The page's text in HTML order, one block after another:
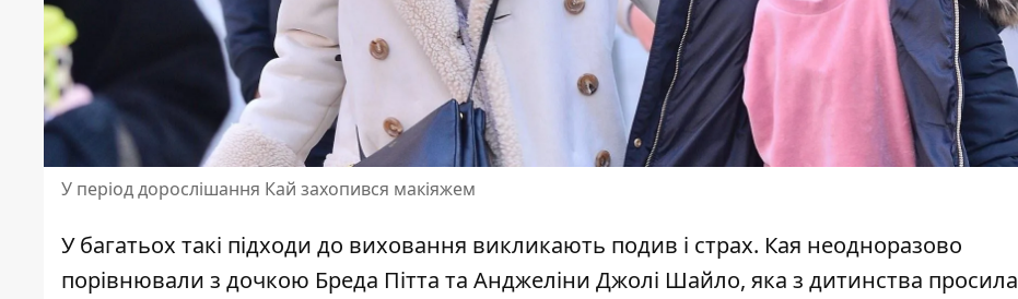
У період дорослішання Кай захопився макіяжем
У багатьох такі підходи до виховання викликають подив і страх. Кая неодноразово
порівнювали з дочкою Бреда Пітта та Анджеліни Джолі Шайло, яка з дитинства просила